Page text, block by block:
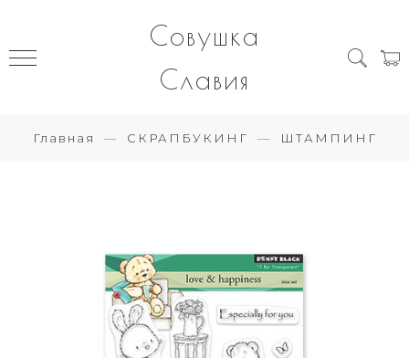
Совушка
Славия
Главная СКРАПБУКИНГ ШТАМПИНГ